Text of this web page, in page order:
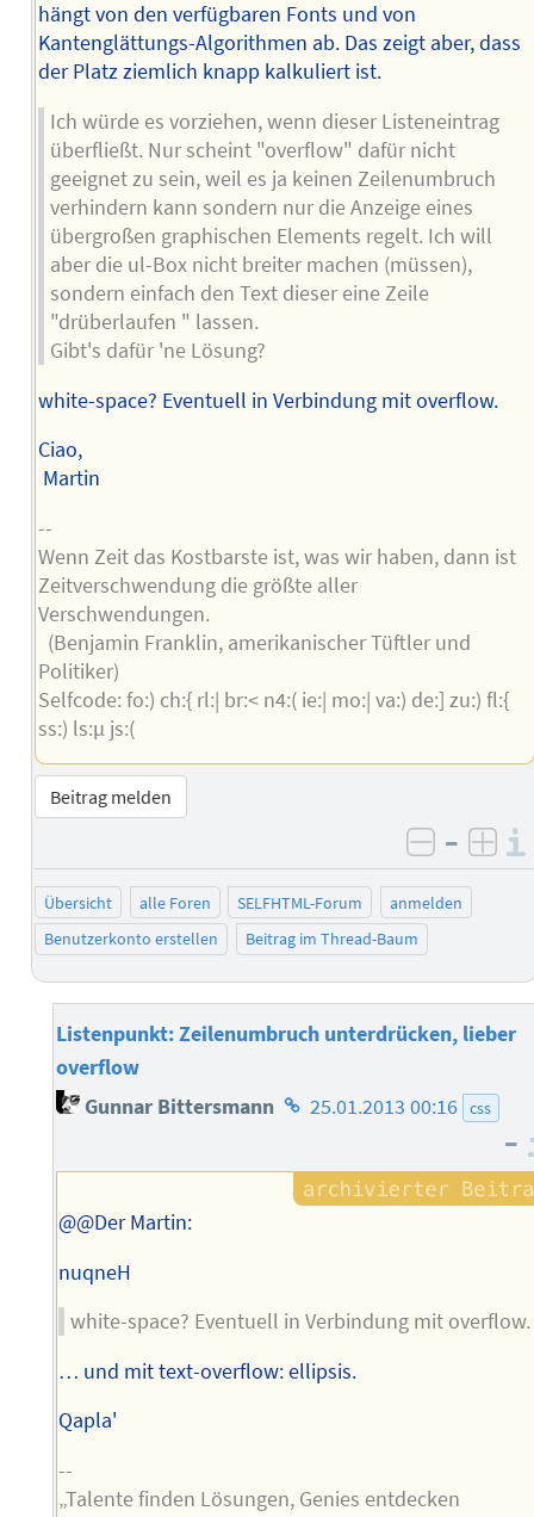
hängt von den verfügbaren Fonts und von
Kantenglättungs-Algorithmen ab. Das zeigt aber, dass
der Platz ziemlich knapp kalkuliert ist.
Ich würde es vorziehen, wenn dieser Listeneintrag
überfließt. Nur scheint "overflow" dafür nicht
geeignet zu sein, weil es ja keinen Zeilenumbruch
verhindern kann sondern nur die Anzeige eines
übergroßen graphischen Elements regelt. Ich will
aber die ul-Box nicht breiter machen (müssen),
sondern einfach den Text dieser eine Zeile
"drüberlaufen " lassen.
Gibt's dafür 'ne Lösung?
white-space? Eventuell in Verbindung mit overflow.
Ciao,
Martin
--
Wenn Zeit das Kostbarste ist, was wir haben, dann ist
Zeitverschwendung die größte aller
Verschwendungen.
(Benjamin Franklin, amerikanischer Tüftler und
Politiker)
Selfcode: fo:) ch:{ rl:| br:< n4:( ie:| mo:| va:) de:] zu:) fl:{
ss:) ls:µ js:(
Beitrag melden
negativ
–
Übersicht alle Foren SELFHTML-Forum
anmelden
Benutzerkonto erstellen
Beitrag im Thread-Baum
Listenpunkt: Zeilenumbruch unterdrücken, lieber
overflow
Gunnar Bittersmann Homepage
Autors
25.01.2013 00:16 css
–
@@Der Martin:
nuqneH
white-space? Eventuell in Verbindung mit overflow.
… und mit text-overflow: ellipsis.
Qapla'
--
„Talente finden Lösungen, Genies entdecken